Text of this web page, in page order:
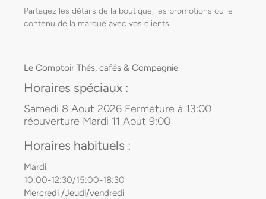
Partagez les détails de la boutique, les promotions ou le
contenu de la marque avec vos clients.
Le Comptoir Thés, cafés & Compagnie
Horaires spéciaux :
Samedi 8 Aout 2026 Fermeture à 13:00
réouverture Mardi 11 Aout 9:00
Horaires habituels :
Mardi
10:00-12:30/15:00-18:30
Mercredi /Jeudi/vendredi